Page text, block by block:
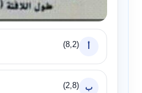
(8,2)
ب (2,8)